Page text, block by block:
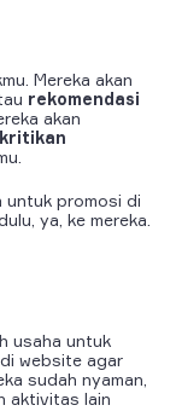
Mereka akan
rekomendasi
akan
kritikan
untuk promosi di
ya, ke mereka.
usaha untuk
di website agar
sudah nyaman,
aktivitas lain